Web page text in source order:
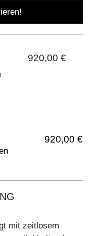
920,00 €
920,00 €
mit zeitlosem